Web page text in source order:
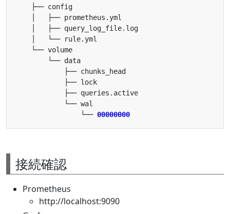
                └──
00000000
接続確認
Prometheus
http://localhost:9090